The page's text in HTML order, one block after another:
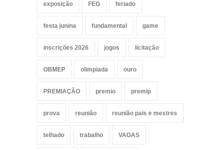
exposição FEG feriado
festa junina fundamental game
inscrições 2026 jogos licitação
OBMEP olimpiada ouro
PREMIAÇÃO premio premip
prova reunião reunião pais e mestres
telhado trabalho VAGAS